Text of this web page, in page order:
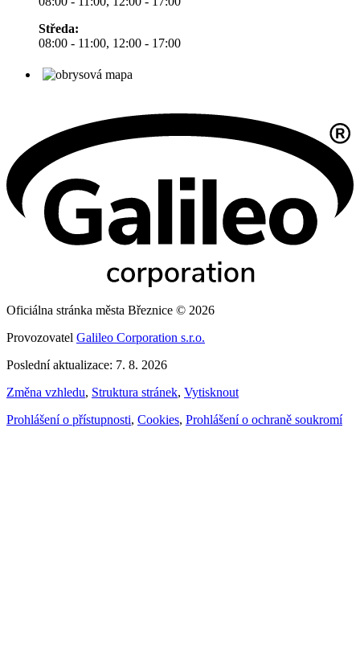
Středa:
08:00 - 11:00, 12:00 - 17:00
Oficiálna stránka města Březnice © 2026
Provozovatel Galileo Corporation s.r.o.
Poslední aktualizace: 7. 8. 2026
Změna vzhledu, Struktura stránek, Vytisknout
Prohlášení o přístupnosti, Cookies, Prohlášení o ochraně soukromí